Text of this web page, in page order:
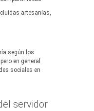
artesanías,
según los
en general
sociales en
servidor